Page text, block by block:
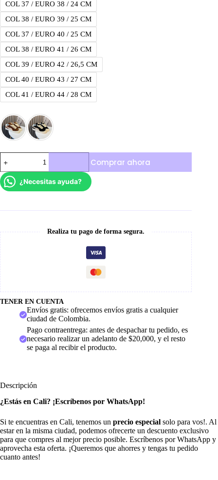
COL 37 / EURO 38 / 24 CM
COL 38 / EURO 39 / 25 CM
COL 37 / EURO 40 / 25 CM
COL 38 / EURO 41 / 26 CM
COL 39 / EURO 42 / 26,5 CM
COL 40 / EURO 43 / 27 CM
COL 41 / EURO 44 / 28 CM
XL
Crush
cantidad
Comprar ahora
¿Necesitas ayuda?
Realiza tu pago de forma segura.
TENER EN CUENTA
Envíos gratis: ofrecemos envíos gratis a cualquier
ciudad de Colombia.
Pago contraentrega: antes de despachar tu pedido, es
necesario realizar un adelanto de $20,000, y el resto
se paga al recibir el producto.
Descripción
¿Estás en Cali? ¡Escríbenos por WhatsApp!
Si te encuentras en Cali, tenemos un precio especial solo para vos!. Al
estar en la misma ciudad, podemos ofrecerte un descuento exclusivo
para que compres al mejor precio posible. Escríbenos por WhatsApp y
aprovecha esta oferta. ¡Queremos que ahorres y tengas tu pedido
cuanto antes!